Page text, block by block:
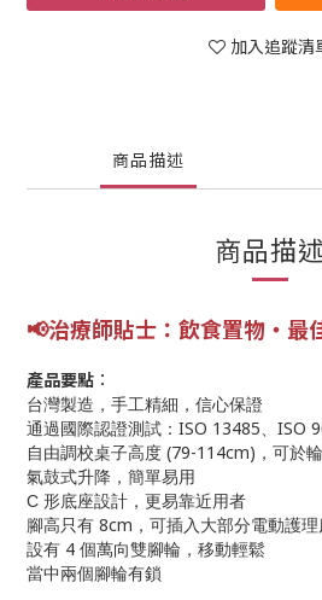
加入追蹤清
商品描述
商品描
📢治療師貼士： 飲食置物 ‧最
產品要點︰
台灣製造，手工精細，信心保證
通過國際認證測試： ISO 13485 ISO
自由調校桌子高度 (79-114cm) ，可於
氣鼓式升降，簡單易用
C 形底座設計，更易靠近用者
腳高只有 8cm ，可插入大部分電動護
設有 4 個萬向雙腳輪，移動輕鬆
當中兩個腳輪有鎖